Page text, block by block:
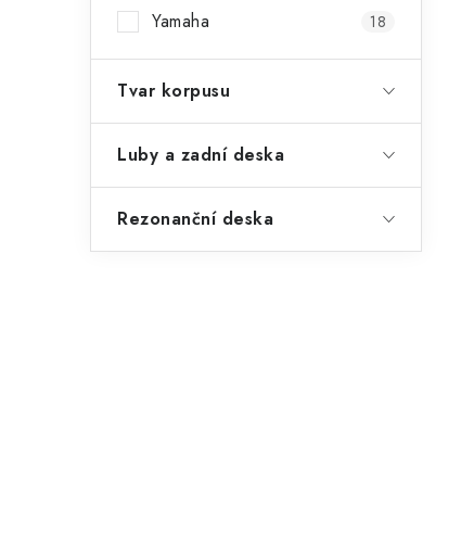
Yamaha 18
Tvar korpusu
Luby a zadní deska
Rezonanční deska